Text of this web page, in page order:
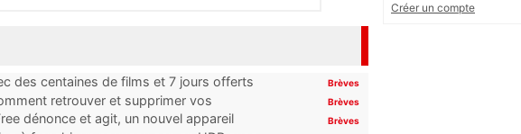
des centaines de films et 7 jours offerts Brèves
retrouver et supprimer vos Brèves
dénonce et agit, un nouvel appareil Brèves
Créer un compte